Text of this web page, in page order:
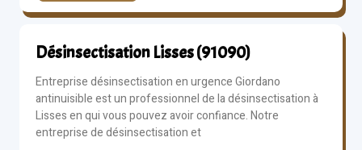
Désinsectisation Lisses (91090)
Entreprise désinsectisation en urgence Giordano
antinuisible est un professionnel de la désinsectisation à
Lisses en qui vous pouvez avoir confiance. Notre
entreprise de désinsectisation et